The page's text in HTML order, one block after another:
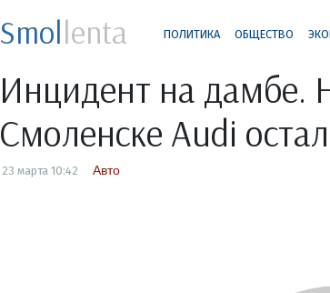
Smollenta ПОЛИТИКА ОБЩЕСТВО
Инцидент на дамбе.
Смоленске Audi
23 марта 10:42 Авто